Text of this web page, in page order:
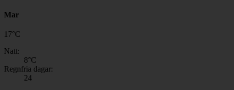
Mar
17°C
Natt:
8°C
Regnfria dagar:
24